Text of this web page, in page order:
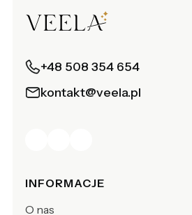
+48 508 354 654
kontakt@veela.pl
Linki w stopce
INFORMACJE
O nas